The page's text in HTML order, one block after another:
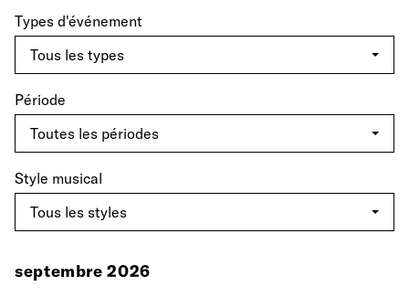
Types d'événement
Période
Style musical
septembre 2026